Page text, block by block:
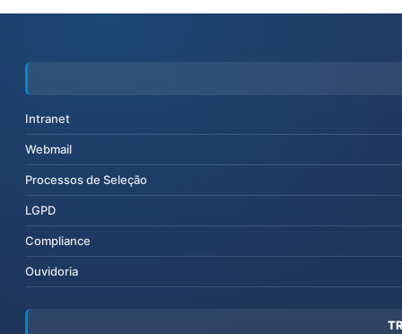
Intranet
Webmail
Processos de Seleção
LGPD
Compliance
Ouvidoria